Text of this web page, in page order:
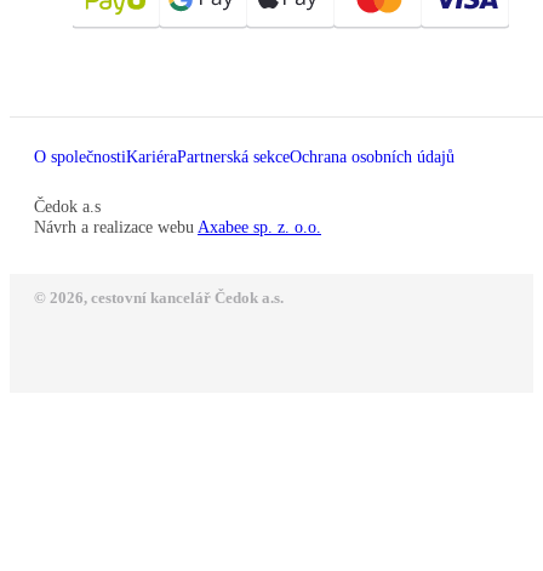
O společnostiKariéraPartnerská sekceOchrana osobních údajů
Čedok a.s
Návrh a realizace webu Axabee sp. z. o.o.
© 2026, cestovní kancelář Čedok a.s.